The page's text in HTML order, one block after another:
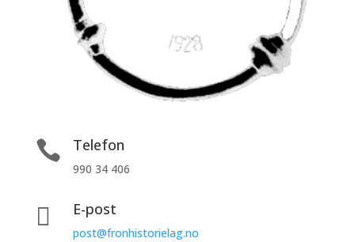
 Telefon
990 34 406
 E-post
post@fronhistorielag.no